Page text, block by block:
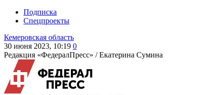
Подписка
Спецпроекты
Кемеровская область
30 июня 2023, 10:19 0
Редакция «ФедералПресс» /Екатерина Сумина